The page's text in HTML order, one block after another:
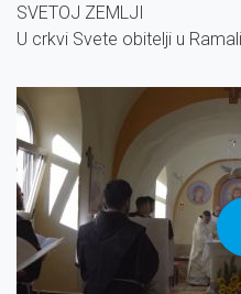
SVETOJ ZEMLJI
U crkvi Svete obitelji u
svećenika polaganjem ruku
patrijarha, kardinala Pizzaballe.